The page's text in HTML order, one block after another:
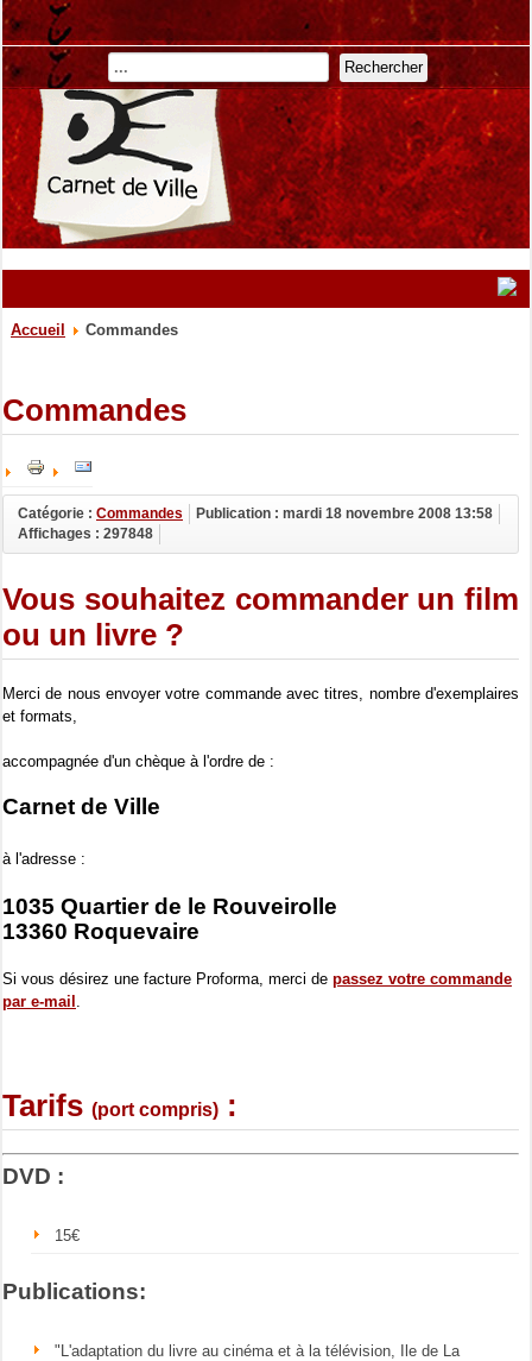
Rechercher
Accueil Commandes
Commandes
Catégorie : Commandes
Publication : mardi 18 novembre 2008 13:58
Affichages : 297848
Vous souhaitez commander un film
ou un livre ?
Merci de nous envoyer votre commande avec titres, nombre d'exemplaires
et formats,
accompagnée d'un chèque à l'ordre de :
Carnet de Ville
à l'adresse :
1035 Quartier de le Rouveirolle
13360 Roquevaire
Si vous désirez une facture Proforma, merci de passez votre commande
par e-mail .
Tarifs (port compris) :
DVD :
15€
Publications:
"L'adaptation du livre au cinéma et à la télévision, Ile de La